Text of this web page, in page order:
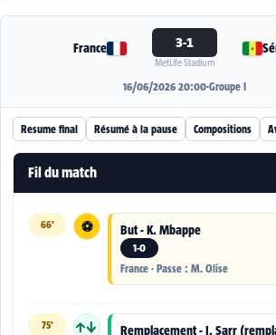
France 3-1
MetLife Stadium
16/06/2026 20:00·Groupe I
Resume final Résumé à la pause Compositions
Fil du match
66' ⚽ But - K. Mbappe
1-0
France · Passe : M. Olise
75' ↑↓ Remplacement - I. Sarr